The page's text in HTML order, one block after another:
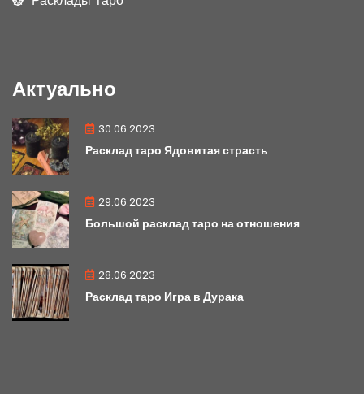
Актуально
Расклад таро Ядовитая страсть
30.06.2023
Большой расклад таро на отношения
29.06.2023
Расклад таро Игра в Дурака
28.06.2023